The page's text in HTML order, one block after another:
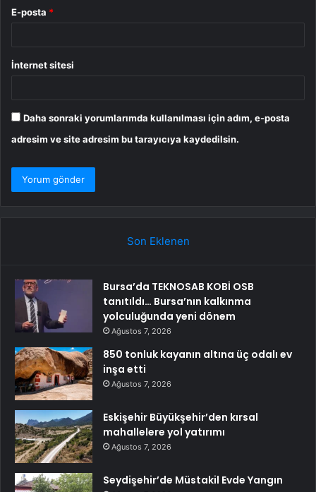
E-posta *
İnternet sitesi
Daha sonraki yorumlarımda kullanılması için adım, e-posta
adresim ve site adresim bu tarayıcıya kaydedilsin.
Son Eklenen
Bursa’da TEKNOSAB KOBİ OSB
tanıtıldı… Bursa’nın kalkınma
yolculuğunda yeni dönem
Ağustos 7, 2026
850 tonluk kayanın altına üç odalı ev
inşa etti
Ağustos 7, 2026
Eskişehir Büyükşehir’den kırsal
mahallelere yol yatırımı
Ağustos 7, 2026
Seydişehir’de Müstakil Evde Yangın